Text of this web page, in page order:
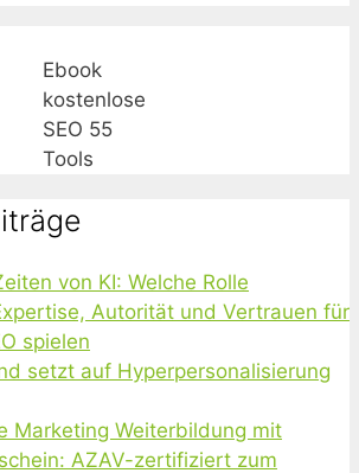
Ebook
kostenlose
SEO 55
Tools
von KI: Welche Rolle
Autorität und Vertrauen für
spielen
setzt auf Hyperpersonalisierung
Marketing Weiterbildung mit
AZAV-zertifiziert zum